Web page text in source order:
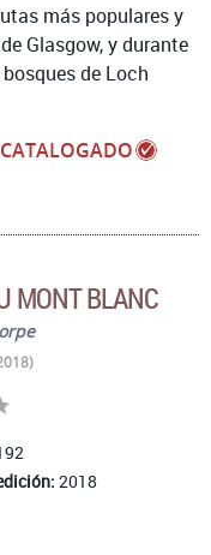
más populares y
Glasgow, y durante
de Loch
MONT BLANC
2018